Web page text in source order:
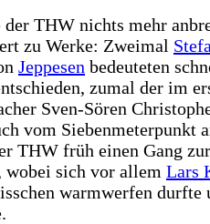
THW nichts mehr
zu Werke: Zweimal
Jeppesen bedeuteten
zumal der im
Sven-Sören
vom Siebenmeterpunkt
THW früh einen Gang
wobei sich vor allem Lars
warmwerfen durfte